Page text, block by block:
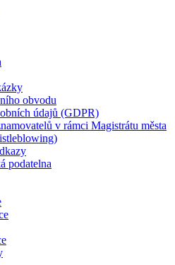
obvodu
údajů (GDPR)
v rámci Magistrátu města
podatelna